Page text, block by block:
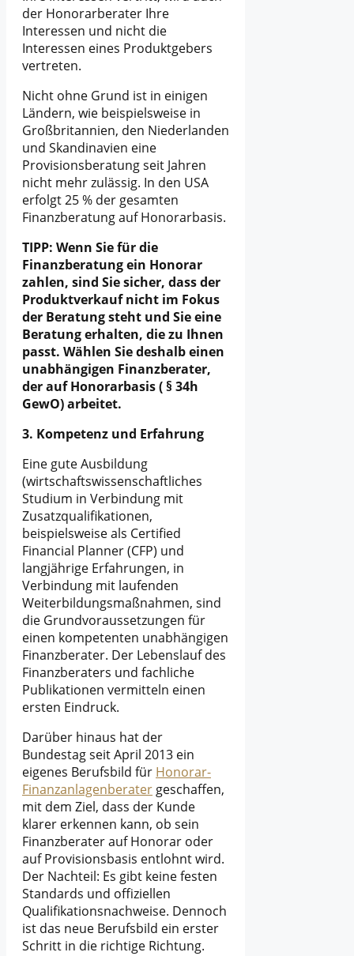
der Honorarberater Ihre
Interessen und nicht die
Interessen eines Produktgebers
vertreten.
Nicht ohne Grund ist in einigen
Ländern, wie beispielsweise in
Großbritannien, den Niederlanden
und Skandinavien eine
Provisionsberatung seit Jahren
nicht mehr zulässig. In den USA
erfolgt 25 % der gesamten
Finanzberatung auf Honorarbasis.
TIPP: Wenn Sie für die
Finanzberatung ein Honorar
zahlen, sind Sie sicher, dass der
Produktverkauf nicht im Fokus
der Beratung steht und Sie eine
Beratung erhalten, die zu Ihnen
passt. Wählen Sie deshalb einen
unabhängigen Finanzberater,
der auf Honorarbasis ( § 34h
GewO) arbeitet.
3. Kompetenz und Erfahrung
Eine gute Ausbildung
(wirtschaftswissenschaftliches
Studium in Verbindung mit
Zusatzqualifikationen,
beispielsweise als Certified
Financial Planner (CFP) und
langjährige Erfahrungen, in
Verbindung mit laufenden
Weiterbildungsmaßnahmen, sind
die Grundvoraussetzungen für
einen kompetenten unabhängigen
Finanzberater. Der Lebenslauf des
Finanzberaters und fachliche
Publikationen vermitteln einen
ersten Eindruck.
Darüber hinaus hat der
Bundestag seit April 2013 ein
eigenes Berufsbild für Honorar-
Finanzanlagenberatergeschaffen,
mit dem Ziel, dass der Kunde
klarer erkennen kann, ob sein
Finanzberater auf Honorar oder
auf Provisionsbasis entlohnt wird.
Der Nachteil: Es gibt keine festen
Standards und offiziellen
Qualifikationsnachweise. Dennoch
ist das neue Berufsbild ein erster
Schritt in die richtige Richtung.